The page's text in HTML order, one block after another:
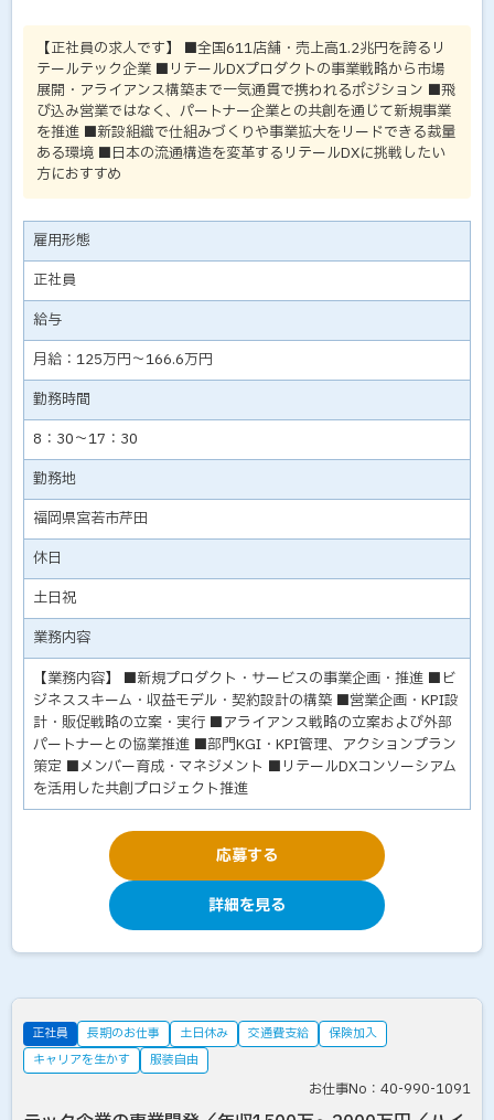
【正社員の求人です】 ■全国611店舗・売上高1.2兆円を誇るリ
テールテック企業 ■リテールDXプロダクトの事業戦略から市場
展開・アライアンス構築まで一気通貫で携われるポジション ■飛
び込み営業ではなく、パートナー企業との共創を通じて新規事業
を推進 ■新設組織で仕組みづくりや事業拡大をリードできる裁量
ある環境 ■日本の流通構造を変革するリテールDXに挑戦したい
方におすすめ
雇用形態
正社員
給与
月給：125万円～166.6万円
勤務時間
8：30～17：30
勤務地
福岡県宮若市芹田
休日
土日祝
業務内容
【業務内容】 ■新規プロダクト・サービスの事業企画・推進 ■ビ
ジネススキーム・収益モデル・契約設計の構築 ■営業企画・KPI設
計・販促戦略の立案・実行 ■アライアンス戦略の立案および外部
パートナーとの協業推進 ■部門KGI・KPI管理、アクションプラン
策定 ■メンバー育成・マネジメント ■リテールDXコンソーシアム
を活用した共創プロジェクト推進
応募する
詳細を見る
正社員 長期のお仕事 土日休み 交通費支給
保険加入
キャリアを生かす
服装自由
お仕事No：40-990-1091